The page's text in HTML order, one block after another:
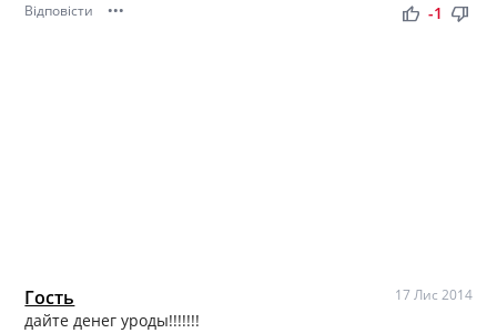
Відповісти ••• thumb_up thumb_down
-1
Гость 17 Лис 2014
дайте денег уроды!!!!!!!